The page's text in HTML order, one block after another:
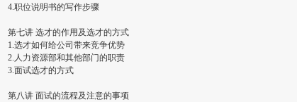
4.职位说明书的写作步骤
第七讲 选才的作用及选才的方式
1.选才如何给公司带来竞争优势
2.人力资源部和其他部门的职责
3.面试选才的方式
第八讲 面试的流程及注意的事项